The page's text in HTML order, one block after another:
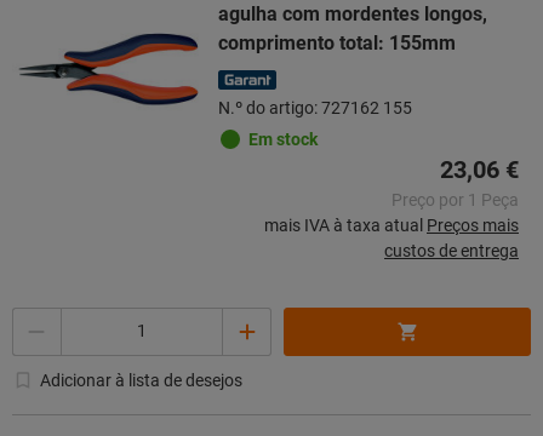
agulha com mordentes longos,
comprimento total: 155mm
N.º do artigo: 727162 155
Em stock
23,06 €
Preço por 1 Peça
mais IVA à taxa atual Preços mais
custos de entrega
Adicionar à lista de desejos